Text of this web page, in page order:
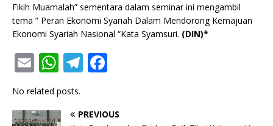
Fikih Muamalah” sementara dalam seminar ini mengambil
tema ” Peran Ekonomi Syariah Dalam Mendorong Kemajuan
Ekonomi Syariah Nasional “Kata Syamsuri. (DIN)*
E
m
ai
W
at
T
No related posts.
PREVIOUS